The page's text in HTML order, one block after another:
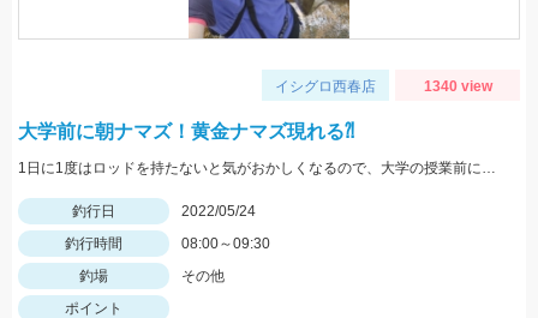
イシグロ西春店 1340 view
大学前に朝ナマズ！黄金ナマズ現れる⁈
1日に1度はロッドを持たないと気がおかしくなるので、大学の授業前にナマズと遊んできました。
釣行日
2022/05/24
釣行時間
08:00～09:30
釣場
その他
ポイント